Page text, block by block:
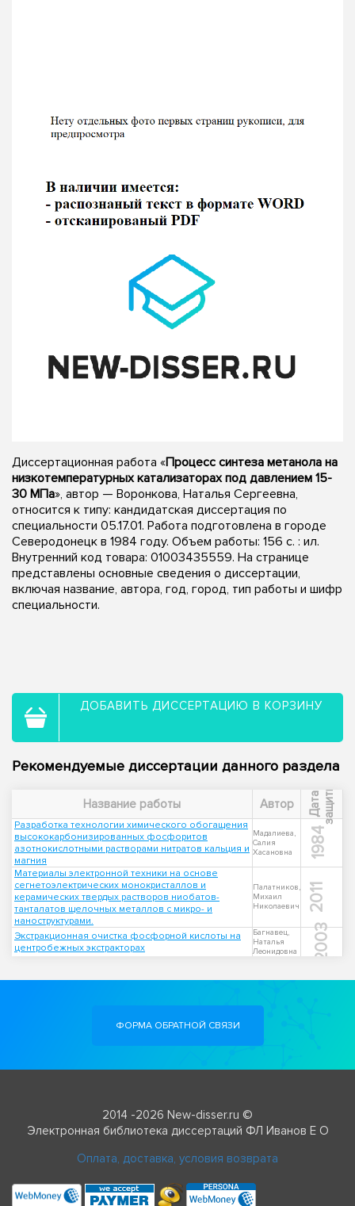
Диссертационная работа «Процесс синтеза метанола на
низкотемпературных катализаторах под давлением 15-
30 МПа», автор — Воронкова, Наталья Сергеевна,
относится к типу: кандидатская диссертация по
специальности 05.17.01. Работа подготовлена в городе
Северодонецк в 1984 году. Объем работы: 156 c. : ил.
Внутренний код товара: 01003435559. На странице
представлены основные сведения о диссертации,
включая название, автора, год, город, тип работы и шифр
специальности.
ДОБАВИТЬ ДИССЕРТАЦИЮ В КОРЗИНУ
Рекомендуемые диссертации данного раздела
Название работы Автор Д
а
т
а
з
а
щ
и
т ы
Разработка технологии химического обогащения
высококарбонизированных фосфоритов
азотнокислотными растворами нитратов кальция и
магния
Мадалиева,
Салия
Хасановна
1984
Материалы электронной техники на основе
сегнетоэлектрических монокристаллов и
керамических твердых растворов ниобатов-
танталатов щелочных металлов с микро- и
наноструктурами.
Палатников,
Михаил
Николаевич
2011
Экстракционная очистка фосфорной кислоты на
центробежных экстракторах
Багнавец,
Наталья
Леонидовна
2003
ФОРМА ОБРАТНОЙ СВЯЗИ
2014 -2026 New-disser.ru ©
Электронная библиотека диссертаций ФЛ Иванов Е О
Оплата, доставка, условия возврата